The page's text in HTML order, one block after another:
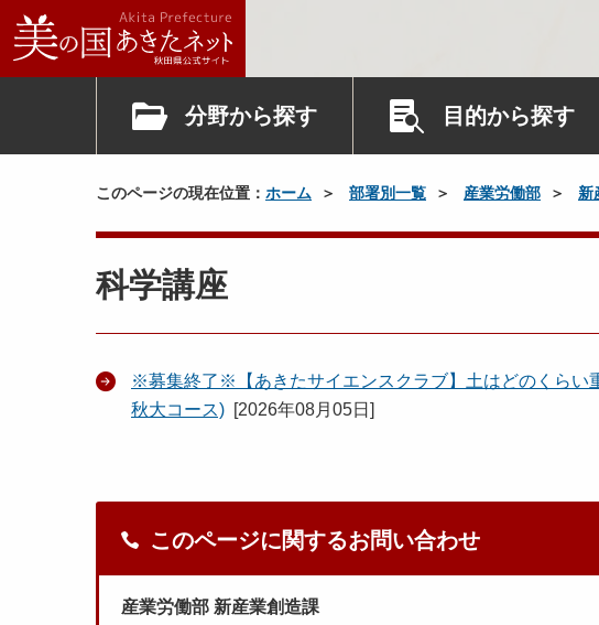
分野から探す 目的から探す
このページの現在位置： ホーム 部署別一覧 産業労働部 新
科学講座
※募集終了※【あきたサイエンスクラブ】土はどのくらい
秋大コース) [2026年08月05日 ]
このページに関するお問い合わせ
産業労働部 新産業創造課